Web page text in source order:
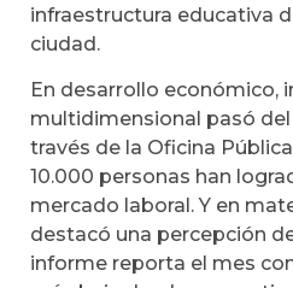
infraestructura educativa
ciudad.
En desarrollo económico,
multidimensional pasó del
través de la Oficina
10.000 personas han
mercado laboral. Y en
destacó una percepción
informe reporta el mes